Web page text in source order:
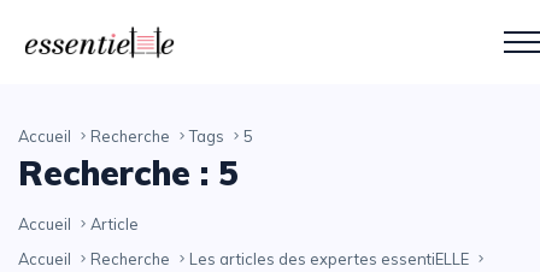
Accueil Recherche Tags 5
Recherche : 5
Accueil
Article
Accueil
Recherche Les articles des expertes essentiELLE